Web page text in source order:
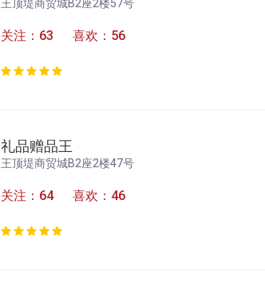
王顶堤商贸城B2座2楼57号
关注：63 喜欢：56
礼品赠品王
王顶堤商贸城B2座2楼47号
关注：64 喜欢：46